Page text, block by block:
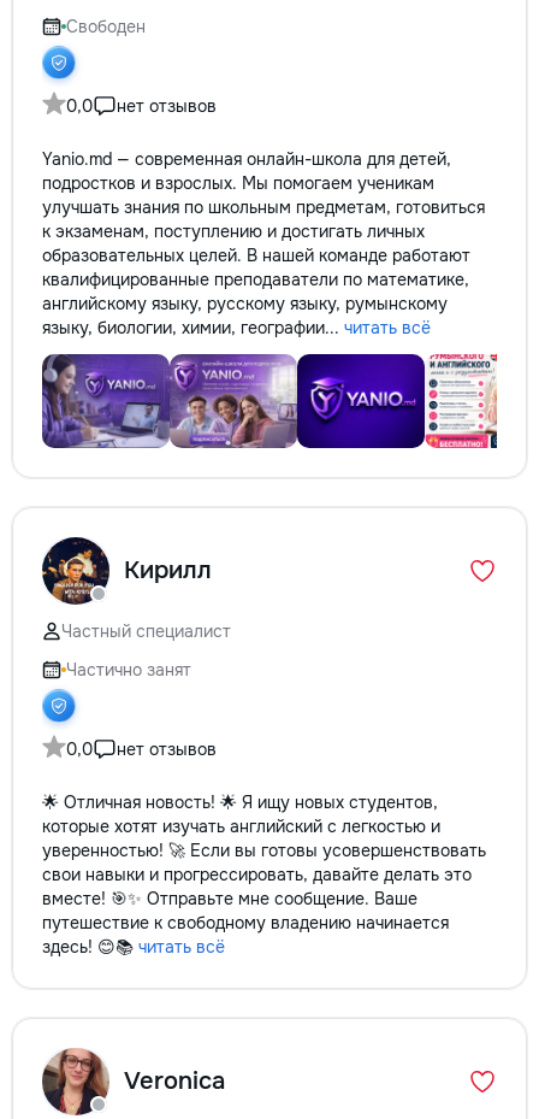
fără deșeuri de
Prețuri orientative
materiale:
producătorului,
categoria
porțelanată – de
lei/m² Laminat –
lei/m² Materiale
brute – de la 1
de apartament Uși
la 2 500–7 000+
extensibil – de la
dumneavoastră!
interiorul cât mai
pentru o
ideile în locuințe
moderne și
noastră – liniștea
dumneavoastră!
Свободен
0,0 нет отзывов
Yanio.md — современная онлайн-школа для детей,
подростков и взрослых. Мы помогаем ученикам
улучшать знания по школьным предметам, готовиться
к экзаменам, поступлению и достигать личных
образовательных целей. В нашей команде работают
квалифицированные преподаватели по математике,
английскому языку, русскому языку, румынскому
языку, биологии, химии, географии... читать всё
Кирилл
Частный специалист
Частично занят
0,0 нет отзывов
🌟 Отличная новость! 🌟 Я ищу новых студентов,
которые хотят изучать английский с легкостью и
уверенностью! 🚀 Если вы готовы усовершенствовать
свои навыки и прогрессировать, давайте делать это
вместе! 🎯✨ Отправьте мне сообщение. Ваше
путешествие к свободному владению начинается
здесь! 😊📚 читать всё
Veronica